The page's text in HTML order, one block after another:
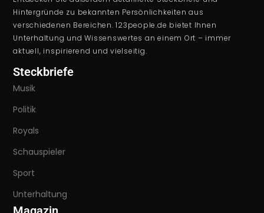
Hintergründe zu bekannten Persönlichkeiten aus
verschiedenen Bereichen. 123people.de bietet Ihnen
Unterhaltung und Wissenswertes an einem Ort – immer
aktuell, inspirierend und vielseitig.
Steckbriefe
Musik
Politik
Royals
Schauspieler
Sport
Unterhaltung